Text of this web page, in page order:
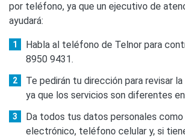
por teléfono, ya que un ejecutivo de
ayudará:
Habla al teléfono de Telnor para
8950 9431.
Te pedirán tu dirección para revisar
ya que los servicios son diferentes
Da todos tus datos personales
electrónico, teléfono celular y, si